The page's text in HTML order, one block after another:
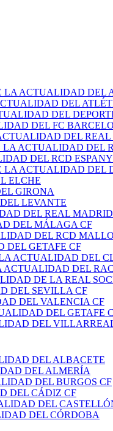
LA ACTUALIDAD DEL
DEL
DEL
DEL FC
DEL
LA ACTUALIDAD DEL
DEL RCD
LA ACTUALIDAD DEL
ELCHE
GIRONA
LEVANTE
DEL REAL
DEL MÁLAGA CF
DEL RCD
DEL GETAFE CF
ACTUALIDAD DEL
ACTUALIDAD DEL
DE LA REAL
DEL SEVILLA CF
DEL VALENCIA CF
DEL GETAFE
DEL
DEL ALBACETE
DEL ALMERÍA
DEL BURGOS CF
DEL CÁDIZ CF
DEL
DEL CÓRDOBA